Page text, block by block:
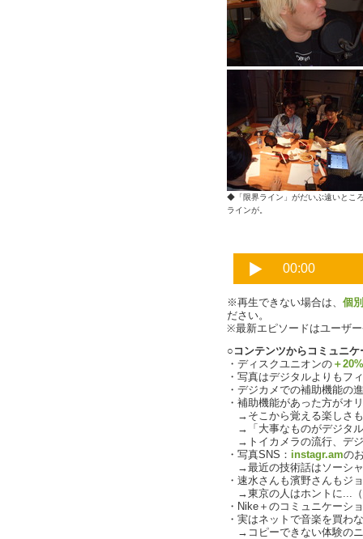
◆「限界ライン」がだいぶ遠いと
ラインが。
※再生できない場合は、 個
ださい。
※最新エピソードはユーザ
○コンテンツからコミュニ
・ディスクユニオンの ＋
・写真はデジタルよりもフ
・デジカメでの補助機能の
・補助機能があった方がオ
→そこから覚える楽しさ
→「大事なものがデジタ
→トイカメラの流行、デ
・写真SNS： instagr.amの
→最近の技術話はソーシ
・速水さんも濱野さんもジ
→東京の人はホントに...（
・Nike＋のコミュニケーシ
・実はネットで音楽を買わ
→コピーできない体験の